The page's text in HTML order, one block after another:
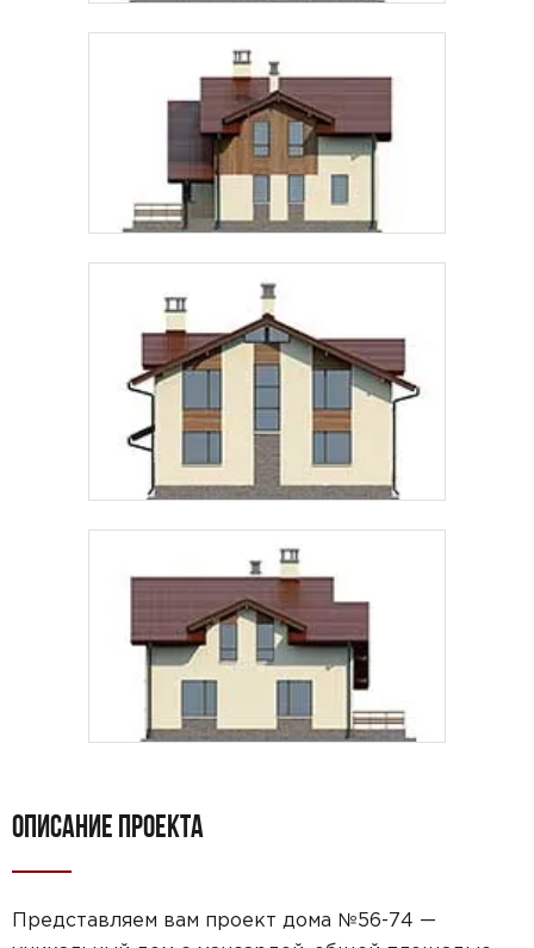
ОПИСАНИЕ ПРОЕКТА
Представляем вам проект дома №56-74 —
Предпочтительный способ связи:
Звонок
Telegram MAX
согласие на обработку персональных данных
подтверждаю, что ознакомлен(а) с
обработки персональных данных.
Рассчитать стоимость